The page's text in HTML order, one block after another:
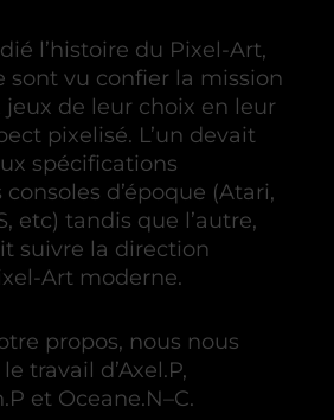
l’histoire du Pixel-Art,
sont vu confier la mission
jeux de leur choix en leur
pixelisé. L’un devait
spécifications
d’époque (Atari,
etc) tandis que l’autre,
suivre la direction
Art moderne.
propos, nous nous
travail d’Axel.P,
et Oceane.N–C.